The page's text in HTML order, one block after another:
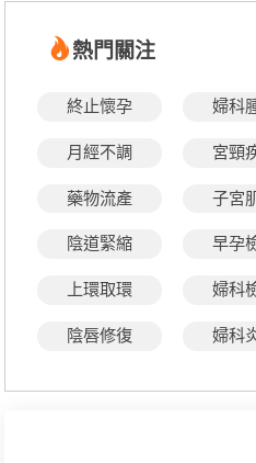
熱門關注
終止懷孕 婦科
月經不調 宮頸
藥物流產 子宮
陰道緊縮 早孕
上環取環 婦科
陰唇修復 婦科